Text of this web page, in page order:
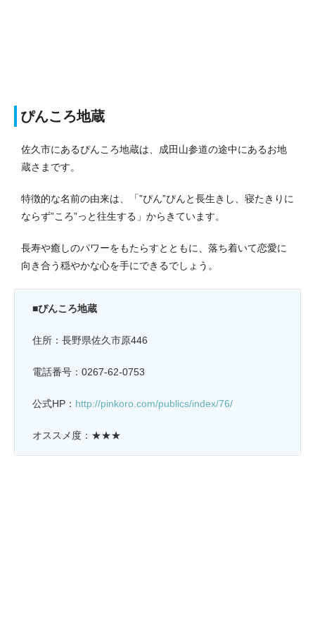
ぴんころ地蔵
佐久市にあるぴんころ地蔵は、成田山参道の途中にあるお地
蔵さまです。
特徴的な名前の由来は、「”ぴん”ぴんと長生きし、寝たきりに
ならず”ころ”っと往生する」からきています。
長寿や癒しのパワーをもたらすとともに、落ち着いて恋愛に
向き合う穏やかな心を手にできるでしょう。
■ぴんころ地蔵
住所：長野県佐久市原446
電話番号：0267-62-0753
公式HP： http://pinkoro.com/publics/index/76/
オススメ度：★★★